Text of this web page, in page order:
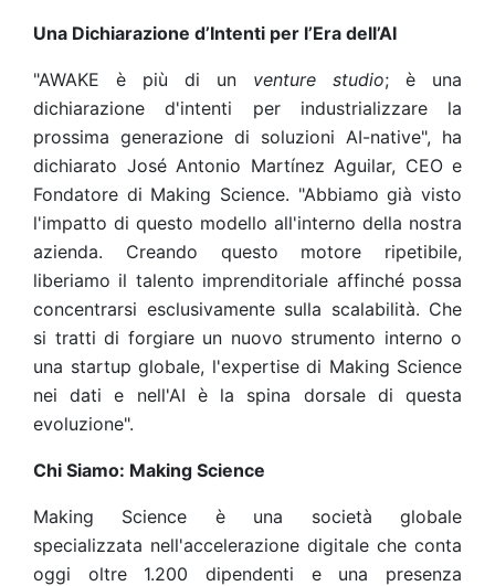
Una Dichiarazione d’Intenti per l’Era dell’AI
"AWAKE è più di un venture studio; è una
dichiarazione d'intenti per industrializzare la
prossima generazione di soluzioni AI-native", ha
dichiarato José Antonio Martínez Aguilar, CEO e
Fondatore di Making Science. "Abbiamo già visto
l'impatto di questo modello all'interno della nostra
azienda. Creando questo motore ripetibile,
liberiamo il talento imprenditoriale affinché possa
concentrarsi esclusivamente sulla scalabilità. Che
si tratti di forgiare un nuovo strumento interno o
una startup globale, l'expertise di Making Science
nei dati e nell'AI è la spina dorsale di questa
evoluzione".
Chi Siamo: Making Science
Making Science è una società globale
specializzata nell'accelerazione digitale che conta
oggi oltre 1.200 dipendenti e una presenza